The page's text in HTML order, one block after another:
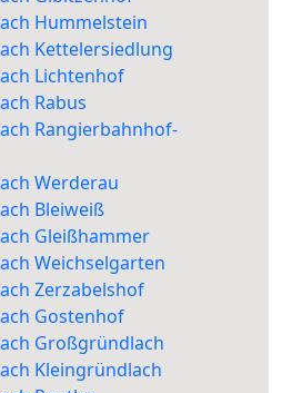
Hummelstein
Kettelersiedlung
Lichtenhof
Rabus
Rangierbahnhof-
Werderau
Bleiweiß
Gleißhammer
Weichselgarten
Zerzabelshof
Gostenhof
Großgründlach
Kleingründlach